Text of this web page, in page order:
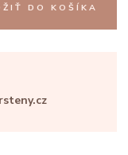
DO KOŠÍKA